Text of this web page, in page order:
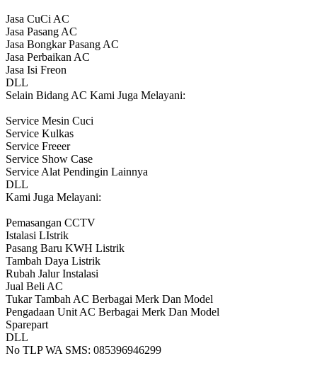
Jasa CuCi AC
Jasa Pasang AC
Jasa Bongkar Pasang AC
Jasa Perbaikan AC
Jasa Isi Freon
DLL
Selain Bidang AC Kami Juga Melayani:
Service Mesin Cuci
Service Kulkas
Service Freeer
Service Show Case
Service Alat Pendingin Lainnya
DLL
Kami Juga Melayani:
Pemasangan CCTV
Istalasi LIstrik
Pasang Baru KWH Listrik
Tambah Daya Listrik
Rubah Jalur Instalasi
Jual Beli AC
Tukar Tambah AC Berbagai Merk Dan Model
Pengadaan Unit AC Berbagai Merk Dan Model
Sparepart
DLL
No TLP WA SMS: 085396946299